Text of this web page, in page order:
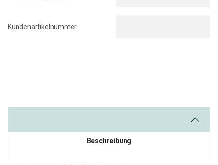
Kundenartikelnummer
Beschreibung